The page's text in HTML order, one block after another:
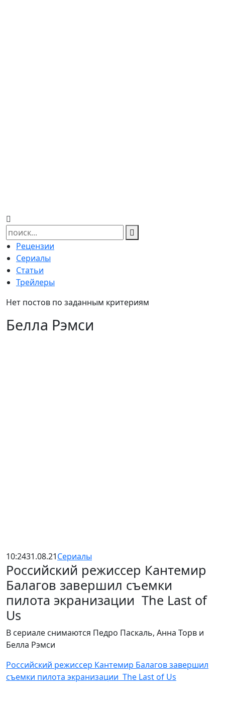
Найти:
Рецензии
Сериалы
Статьи
Трейлеры
Нет постов по заданным критериям
Белла Рэмси
10:2431.08.21Сериалы
Российский режиссер Кантемир
Балагов завершил съемки
пилота экранизации The Last of
Us
В сериале снимаются Педро Паскаль, Анна Торв и
Белла Рэмси
Российский режиссер Кантемир Балагов завершил
съемки пилота экранизации The Last of Us